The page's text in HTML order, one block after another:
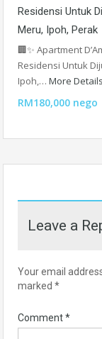
Residensi Untuk
Meru, Ipoh, Perak
🏢✨ Apartment
Residensi Untuk
Ipoh,… More Details
RM180,000 nego
Leave a
Your email
marked *
Comment*